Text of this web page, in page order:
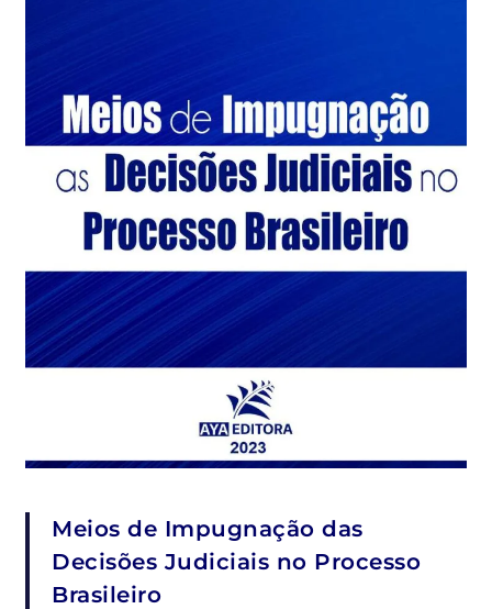
Meios de Impugnação das
Decisões Judiciais no Processo
Brasileiro